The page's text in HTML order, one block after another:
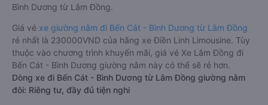
Bình Dương từ Lâm Đồng.
Giá vé xe giường nằm đi Bến Cát - Bình Dương từ Lâm Đồng
rẻ nhất là 230000VND của hãng xe Điền Linh Limousine. Tùy
thuộc vào chương trình khuyến mãi, giá vé Xe Lâm Đồng đi
Bến Cát - Bình Dương giường nằm này có thể sẽ rẻ hơn.
Dòng xe đi Bến Cát - Bình Dương từ Lâm Đồng giường nằm
đôi: Riêng tư, đầy đủ tiện nghi